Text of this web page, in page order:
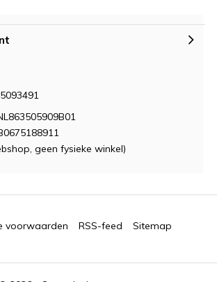
geen fysieke winkel)
voorwaarden RSS-feed Sitemap